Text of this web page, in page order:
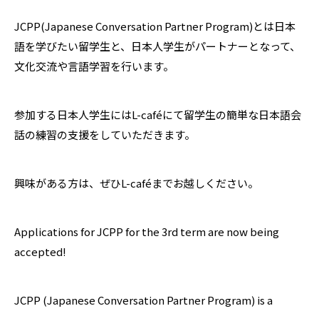
JCPP(Japanese Conversation Partner Program)とは日本
語を学びたい留学生と、日本人学生がパートナーとなって、
文化交流や言語学習を行います。
参加する日本人学生にはL-caféにて留学生の簡単な日本語会
話の練習の支援をしていただきます。
興味がある方は、ぜひL-caféまでお越しください。
Applications for JCPP for the 3rd term are now being
accepted!
JCPP (Japanese Conversation Partner Program) is a